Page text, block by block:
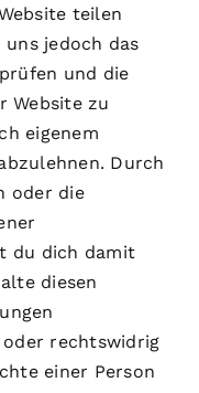
teilen
jedoch das
und die
Website zu
eigenem
Durch
oder die
du dich damit
diesen
rechtswidrig
einer Person